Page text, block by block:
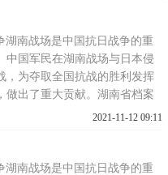
湖南战场是中国抗日战争的重
中国军民在湖南战场与日本侵
，为夺取全国抗战的胜利发挥
做出了重大贡献。湖南省档案
历史档案馆将抗日战争时期湖
湖南战场史料》，这对抗日战
中国抗日战争史的研究都将起
2021-11-12 09:11
湖南战场是中国抗日战争的重